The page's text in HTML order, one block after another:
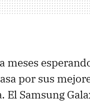
meses
por sus
El Samsung